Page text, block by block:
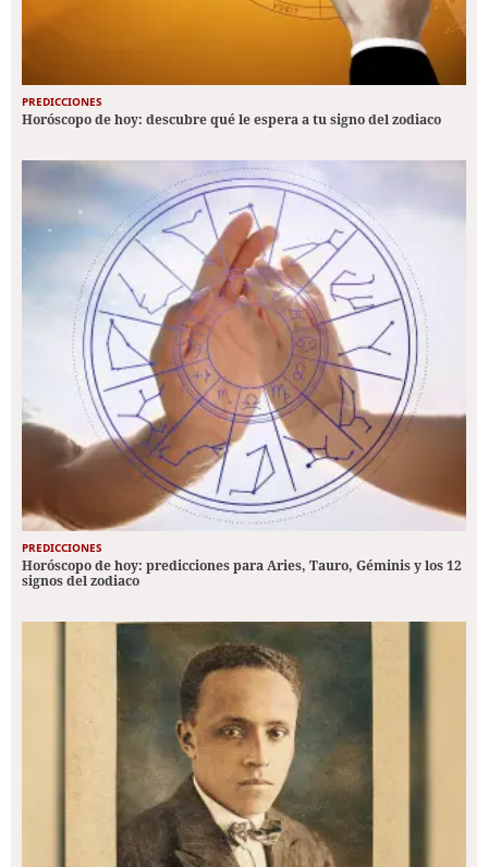
PREDICCIONES
Horóscopo de hoy: descubre qué le espera a tu signo del zodiaco
PREDICCIONES
Horóscopo de hoy: predicciones para Aries, Tauro, Géminis y los 12
signos del zodiaco